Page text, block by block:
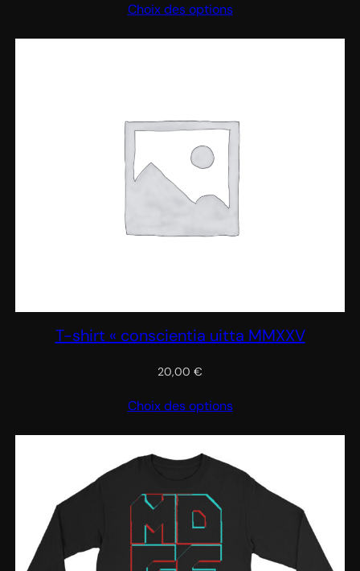
Choix des options
T-shirt « conscientia uitta MMXXV
20,00 €
Choix des options